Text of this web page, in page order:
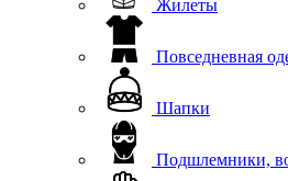
Жилеты
Повседневная
Шапки
Подшлемники,